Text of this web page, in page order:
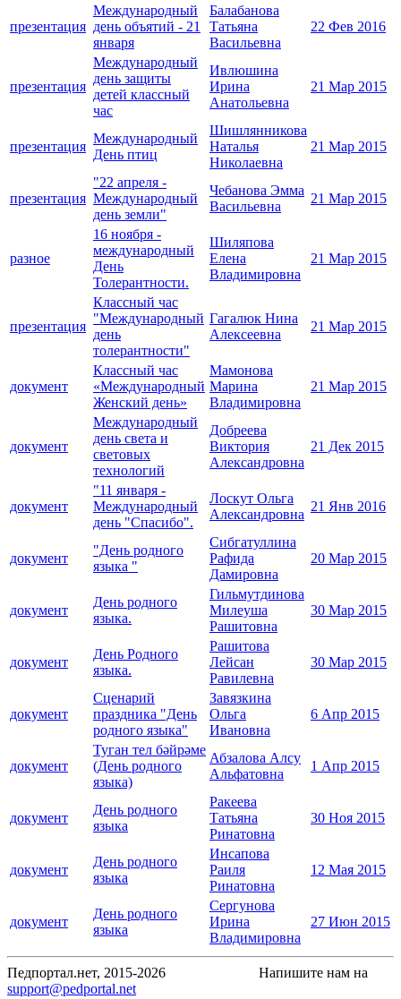
презентация
Международный
день объятий - 21
января
Балабанова
Татьяна
Васильевна
22 Фев 2016
презентация
Международный
день защиты
детей классный
час
Ивлюшина
Ирина
Анатольевна
21 Мар 2015
презентация
Международный
День птиц
Шишлянникова
Наталья
Николаевна
21 Мар 2015
презентация
"22 апреля -
Международный
день земли"
Чебанова Эмма
Васильевна
21 Мар 2015
разное
16 ноября -
международный
День
Толерантности.
Шиляпова
Елена
Владимировна
21 Мар 2015
презентация
Классный час
"Международный
день
толерантности"
Гагалюк Нина
Алексеевна
21 Мар 2015
документ
Классный час
«Международный
Женский день»
Мамонова
Марина
Владимировна
21 Мар 2015
документ
Международный
день света и
световых
технологий
Добреева
Виктория
Александровна
21 Дек 2015
документ
"11 января -
Международный
день "Спасибо".
Лоскут Ольга
Александровна
21 Янв 2016
документ
"День родного
языка "
Сибгатуллина
Рафида
Дамировна
20 Мар 2015
документ
День родного
языка.
Гильмутдинова
Милеуша
Рашитовна
30 Мар 2015
документ
День Родного
языка.
Рашитова
Лейсан
Равилевна
30 Мар 2015
документ
Сценарий
праздника "День
родного языка"
Завязкина
Ольга
Ивановна
6 Апр 2015
документ
Туган тел бәйрәме
(День родного
языка)
Абзалова Алсу
Альфатовна
1 Апр 2015
документ
День родного
языка
Ракеева
Татьяна
Ринатовна
30 Ноя 2015
документ
День родного
языка
Инсапова
Раиля
Ринатовна
12 Мая 2015
документ
День родного
языка
Сергунова
Ирина
Владимировна
27 Июн 2015
Педпортал.нет, 2015-2026
Напишите нам на
support@pedportal.net